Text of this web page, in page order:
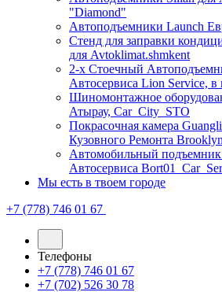
"Diamond"
Автоподъемники Launch
Стенд для заправки
для Avtoklimat.shmkent
2-х Стоечный
Автосервиса Lion Service,
Шиномонтажное
Атырау, Car_City_STO
Покрасочная камера
Кузовного Ремонта Brooklyn
Автомобильный подъемник
Автосервиса
Мы есть в твоем городе
+7 (778) 746 01 67
Телефоны
+7 (778) 746 01 67
+7 (702) 526 30 78